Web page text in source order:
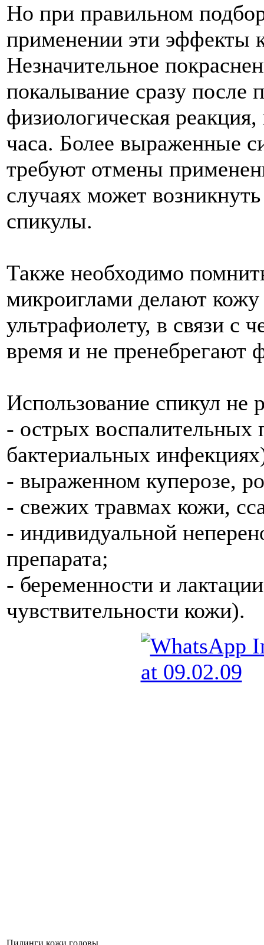
Но при правильном
применении эти эффекты
Незначительное
покалывание сразу
физиологическая
часа. Более выраженные
требуют отмены
случаях может
спикулы.
Также необходимо
микроиглами делают
ультрафиолету, в связи с
время и не пренебрегают
Использование спикул не
- острых воспалительных
бактериальных
- выраженном куперозе,
- свежих травмах кожи,
- индивидуальной
препарата;
- беременности и
чувствительности кожи).